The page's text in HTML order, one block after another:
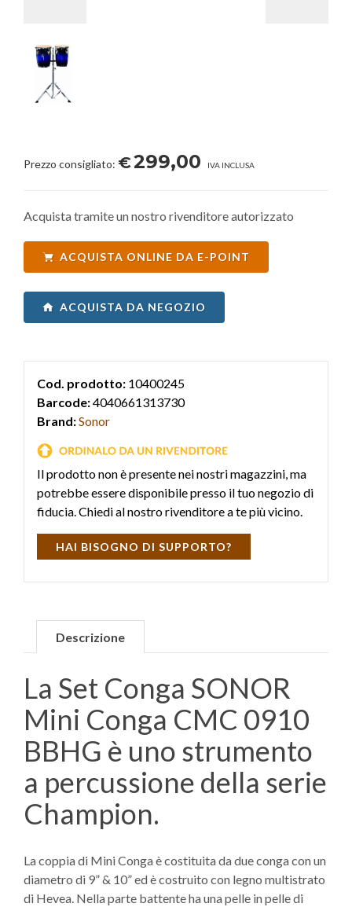
Prezzo consigliato: €299,00 IVA INCLUSA
Acquista tramite un nostro rivenditore autorizzato
ACQUISTA ONLINE DA E-POINT
ACQUISTA DA NEGOZIO
Cod. prodotto: 10400245
Barcode:4040661313730
Brand:Sonor
Il prodotto non è presente nei nostri magazzini, ma
potrebbe essere disponibile presso il tuo negozio di
fiducia. Chiedi al nostro rivenditore a te più vicino.
HAI BISOGNO DI SUPPORTO?
Descrizione
La Set Conga SONOR
Mini Conga CMC 0910
BBHG è uno strumento
a percussione della serie
Champion.
La coppia di Mini Conga è costituita da due conga con un
diametro di 9” & 10” ed è costruito con legno multistrato
di Hevea. Nella parte battente ha una pelle in pelle di